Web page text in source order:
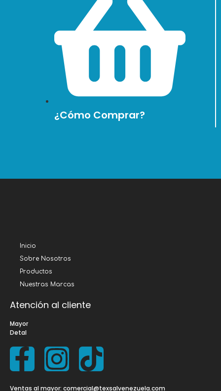
¿Cómo Comprar?
Inicio
Sobre Nosotros
Productos
Nuestras Marcas
Atención al cliente
Mayor
Detal
Ventas al mayor: comercial@texsalvenezuela.com